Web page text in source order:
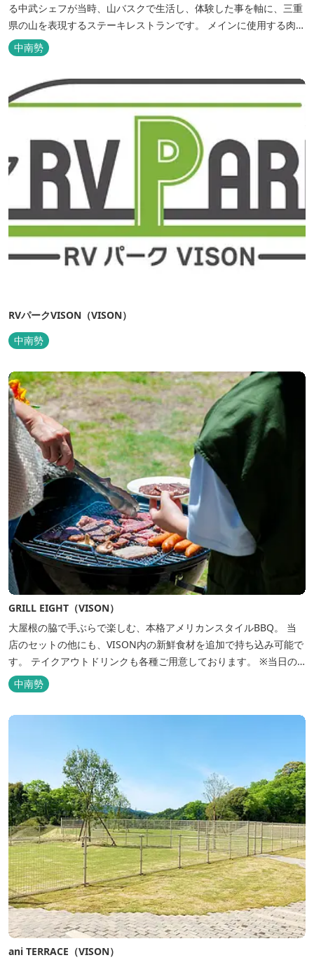
る中武シェフが当時、山バスクで生活し、体験した事を軸に、三重
県の山を表現するステーキレストランです。 メインに使用する肉は
三重県熊野市の美熊野牛(みくまのぎゅう)。風光明媚な世界遺産の
町・熊野の牧場で年間 100 頭余りとわずかな生産量の希少な黒毛...
中南勢
RVパークVISON（VISON）
中南勢
GRILL EIGHT（VISON）
大屋根の脇で手ぶらで楽しむ、本格アメリカンスタイルBBQ。 当
店のセットの他にも、VISON内の新鮮食材を追加で持ち込み可能で
す。 テイクアウトドリンクも各種ご用意しております。 ※当日の
最終受付は15時までとなります。 ※17:00～のご予約につきまして
は、3日前までにご連絡いただきまし...
中南勢
ani TERRACE（VISON）